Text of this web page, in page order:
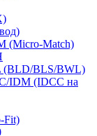
(Micro-Match)
(BLD/BLS/BWL)
IDM (IDCC на
Fit)